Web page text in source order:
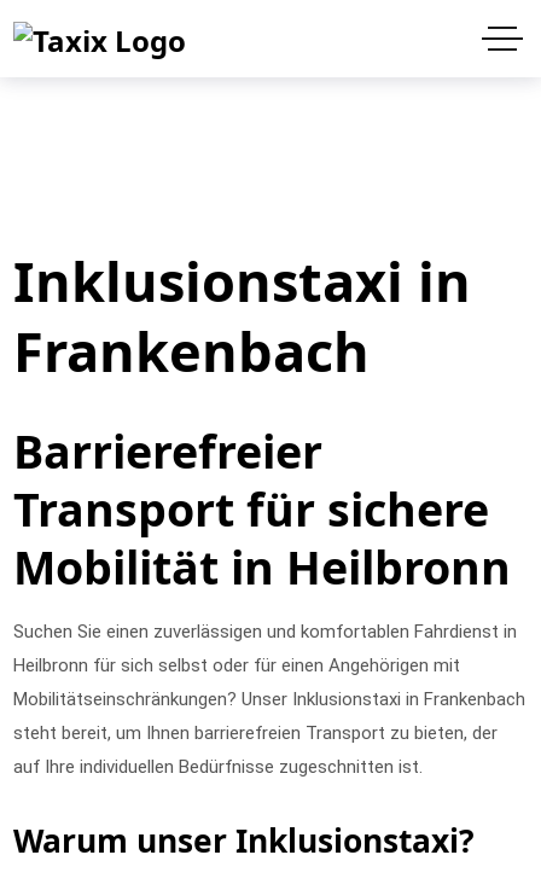
Inklusionstaxi in
Frankenbach
Barrierefreier
Transport für sichere
Mobilität in Heilbronn
Suchen Sie einen zuverlässigen und komfortablen Fahrdienst in
Heilbronn für sich selbst oder für einen Angehörigen mit
Mobilitätseinschränkungen? Unser Inklusionstaxi in Frankenbach
steht bereit, um Ihnen barrierefreien Transport zu bieten, der
auf Ihre individuellen Bedürfnisse zugeschnitten ist.
Warum unser Inklusionstaxi?